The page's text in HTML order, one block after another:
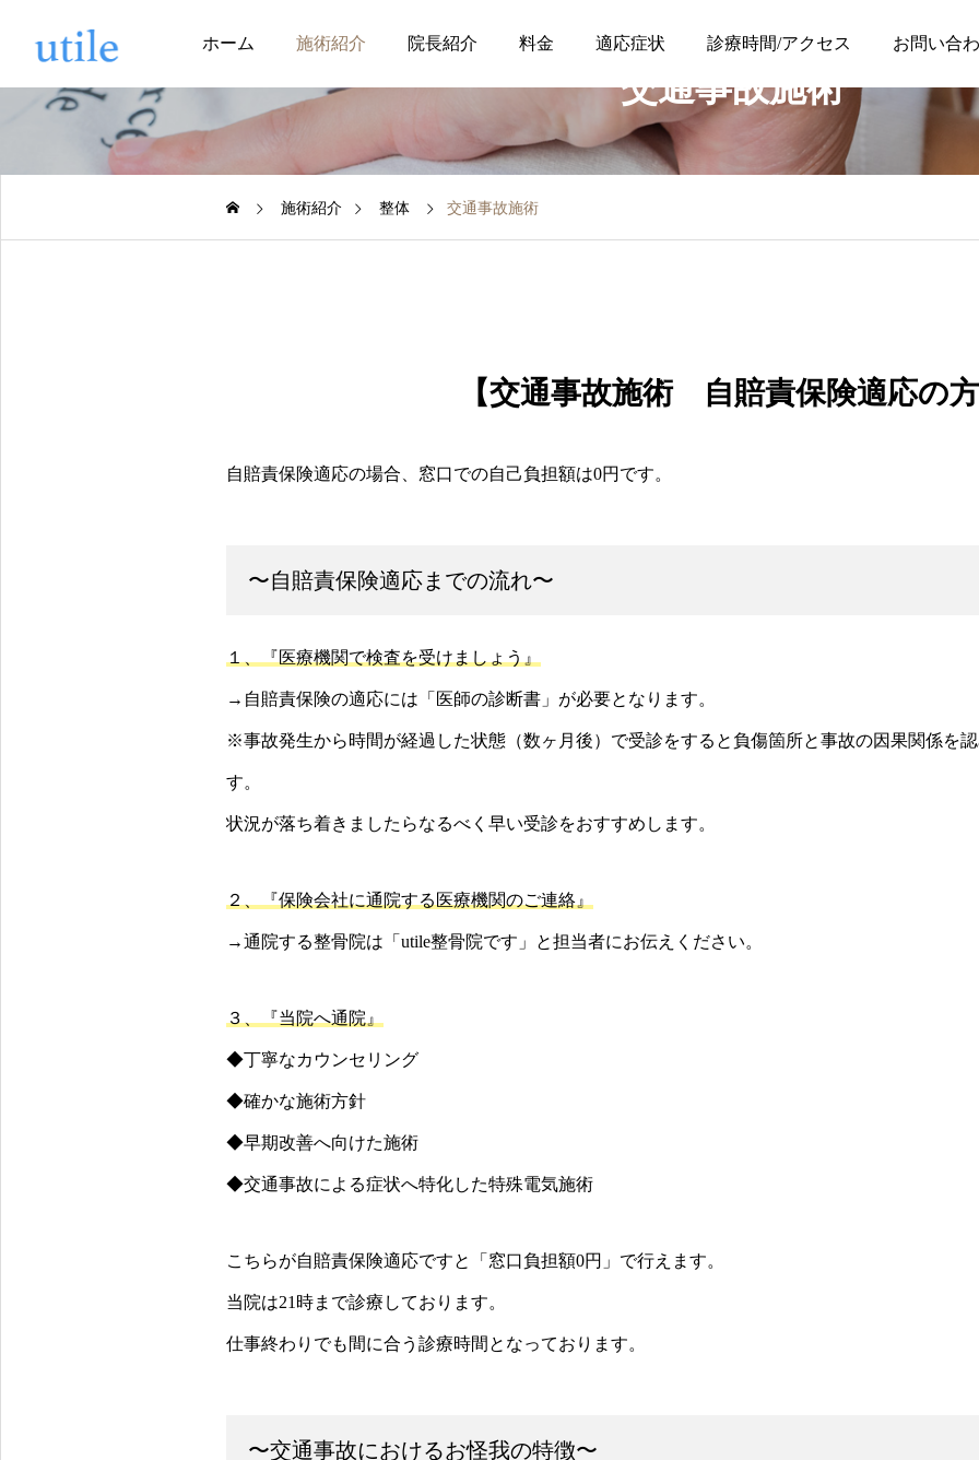
ホーム 施術紹介 院長紹介 料金 適応症状 診療時間/アクセス お問い合
交通事故施術
施術紹介 整体 交通事故施術
【交通事故施術 自賠責保険適応の
自賠責保険適応の場合、窓口での自己負担額は0円です。
〜自賠責保険適応までの流れ〜
１、『医療機関で検査を受けましょう』
→自賠責保険の適応には「医師の診断書」が必要となります。
※事故発生から時間が経過した状態（数ヶ月後）で受診をすると負傷箇所と事故の因果関係を
す。
状況が落ち着きましたらなるべく早い受診をおすすめします。
２、『保険会社に通院する医療機関のご連絡』
→通院する整骨院は「utile整骨院です」と担当者にお伝えください。
３、『当院へ通院』
◆丁寧なカウンセリング
◆確かな施術方針
◆早期改善へ向けた施術
◆交通事故による症状へ特化した特殊電気施術
こちらが自賠責保険適応ですと「窓口負担額0円」で行えます。
当院は21時まで診療しております。
仕事終わりでも間に合う診療時間となっております。
〜交通事故におけるお怪我の特徴〜